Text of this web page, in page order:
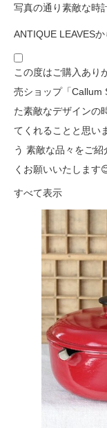
写真の通り素敵な時
ANTIQUE LEAVES
この度はご購入あり
売ショップ「Callum
た素敵なデザインの
てくれることと思い
う 素敵な品々をご
くお願いいたします
すべて表示